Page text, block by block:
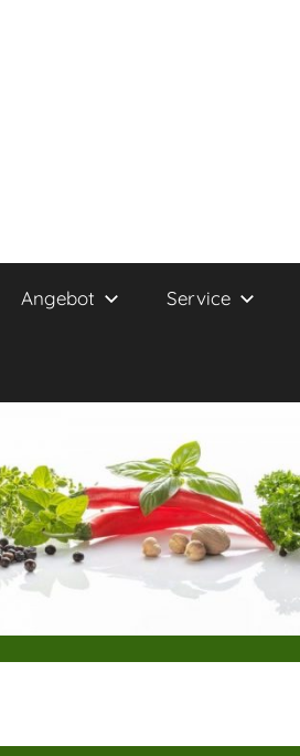
Angebot Service